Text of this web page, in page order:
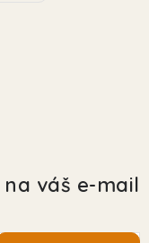
váš e-mail